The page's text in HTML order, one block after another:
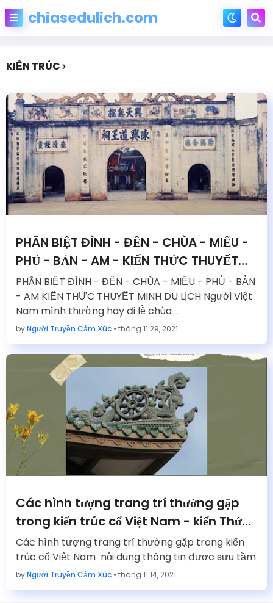
chiasedulich.com
KIẾN TRÚC
PHÂN BIỆT ĐÌNH - ĐỀN - CHÙA - MIẾU -
PHỦ - BẢN - AM - KIẾN THỨC THUYẾT
MINH DU LỊCH
PHÂN BIỆT ĐÌNH - ĐỀN - CHÙA - MIẾU - PHỦ - BẢN
- AM KIẾN THỨC THUYẾT MINH DU LỊCH Người Việt
Nam mình thường hay đi lễ chùa …
byNgười Truyền Cảm Xúc • tháng 11 29, 2021
Các hình tượng trang trí thường gặp
trong kiến trúc cổ Việt Nam - kiến Thức
Hướng Dẫn Viên Thuyết Minh Du Lịch
Các hình tượng trang trí thường gặp trong kiến
trúc cổ Việt Nam nội dung thông tin được sưu tầm
byNgười Truyền Cảm Xúc • tháng 11 14, 2021